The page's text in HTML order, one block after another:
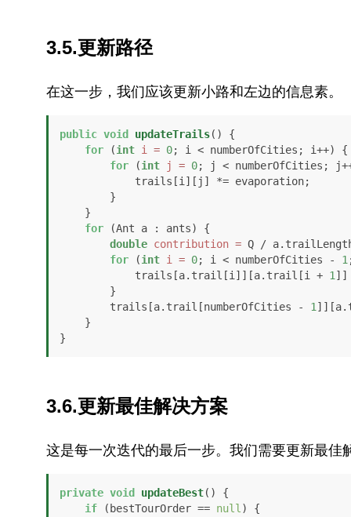
3.5.更新路径
在这一步，我们应该更新小路和左边的信息素。
public void updateTrails()
{
for (int i = 0; i < numberOfCities; i++) {
for (int j = 0; j < numberOfCities;
for (Ant a : ants) {
double contribution = Q /
for (int i = 0; i < numberOfCities - 1
            trails[a.trail[i]][a.trail[i +
1 ]]
        trails[a.trail[numberOfCities -
1
}
3.6.更新最佳解决方案
这是每一次迭代的最后一步。我们需要更新最佳
private void updateBest()
{
if (bestTourOrder == null) {